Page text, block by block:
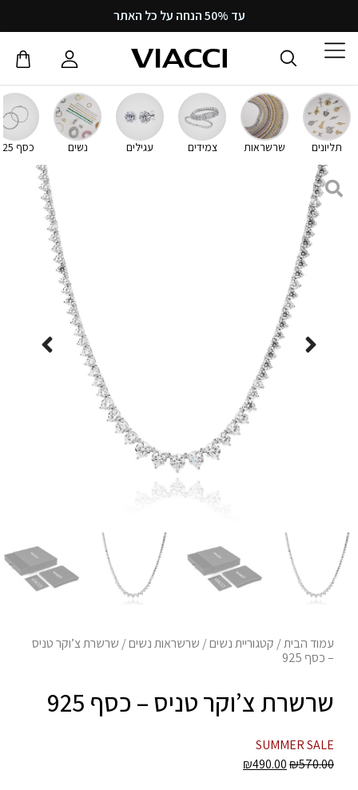
עד 50% הנחה על כל האתר
תליונים שרשראות צמידים עגילים נשים כסף 925
עמוד הבית/ קטגוריית נשים/ שרשראות נשים/ שרשרת צ’וקר טניס
– כסף 925
שרשרת צ’וקר טניס – כסף 925
SUMMER SALE
₪570.00
₪490.00